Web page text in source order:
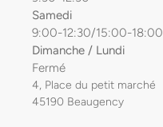
Samedi
9:00-12:30/15:00-18:00
Dimanche / Lundi
Fermé
4, Place du petit marché
45190 Beaugency